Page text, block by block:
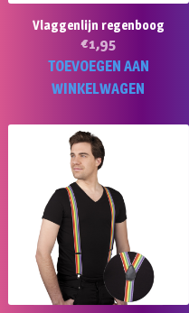
Vlaggenlijn regenboog
€1,95
TOEVOEGEN AAN
WINKELWAGEN